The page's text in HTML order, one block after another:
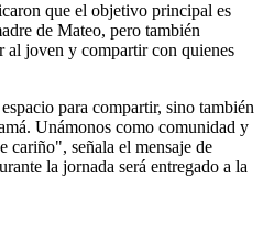
que el objetivo principal es
de Mateo, pero también
al joven y compartir con quienes
para compartir, sino también
Unámonos como comunidad y
cariño", señala el mensaje de
la jornada será entregado a la